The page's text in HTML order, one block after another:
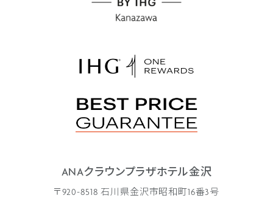
ANAクラウンプラザホテル金沢
〒920-8518 石川県金沢市昭和町16番3号